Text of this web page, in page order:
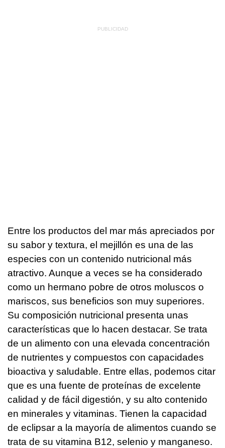
Entre los productos del mar más apreciados por
su sabor y textura, el mejillón es una de las
especies con un contenido nutricional más
atractivo. Aunque a veces se ha considerado
como un hermano pobre de otros moluscos o
mariscos, sus beneficios son muy superiores.
Su composición nutricional presenta unas
características que lo hacen destacar. Se trata
de un alimento con una elevada concentración
de nutrientes y compuestos con capacidades
bioactiva y saludable. Entre ellas, podemos citar
que es una fuente de proteínas de excelente
calidad y de fácil digestión, y su alto contenido
en minerales y vitaminas. Tienen la capacidad
de eclipsar a la mayoría de alimentos cuando se
trata de su vitamina B12, selenio y manganeso.